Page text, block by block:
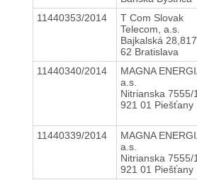
11440353/2014
T Com Slovak
Telecom, a.s.
Bajkalská 28,817
62 Bratislava
11440340/2014
MAGNA
a.s.
Nitrianska 7555/
921 01 Piešťany
11440339/2014
MAGNA
a.s.
Nitrianska 7555/
921 01 Piešťany